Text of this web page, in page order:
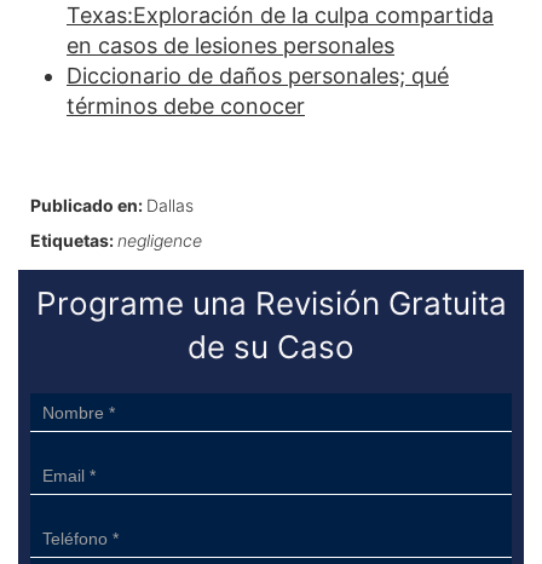
Texas:Exploración de la culpa compartida
en casos de lesiones personales
Diccionario de daños personales; qué
términos debe conocer
Publicado en: Dallas
Etiquetas:negligence
Programe una Revisión Gratuita
de su Caso
Sidebar
Form